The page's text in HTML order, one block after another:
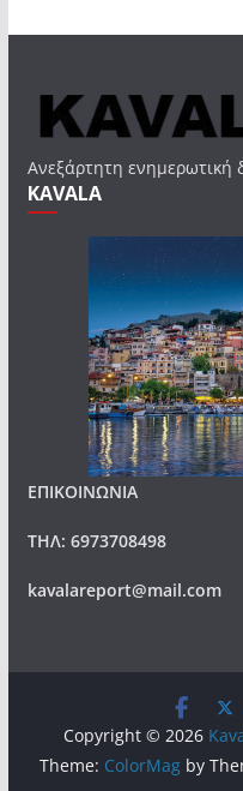
Ανεξάρτητη ενημερωτική
KAVALA
ΕΠΙΚΟΙΝΩΝΙΑ
ΤΗΛ: 6973708498
kavalareport@mail.com
Copyright © 2026
Theme: ColorMagby